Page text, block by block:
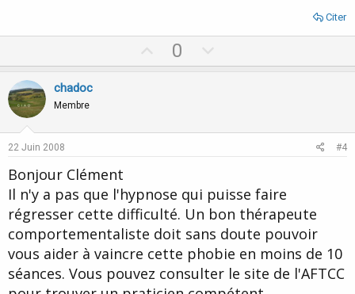
Citer
p
0
o
chadoc
Membre
22 Juin 2008 #4
Bonjour Clément
Il n'y a pas que l'hypnose qui puisse faire
régresser cette difficulté. Un bon thérapeute
comportementaliste doit sans doute pouvoir
vous aider à vaincre cette phobie en moins de 10
séances. Vous pouvez consulter le site de l'AFTCC